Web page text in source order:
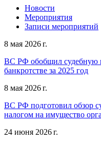
Новости
Мероприятия
Записи мероприятий
8 мая 2026 г.
ВС РФ обобщил судебную
банкротстве за 2025 год
8 мая 2026 г.
ВС РФ подготовил обзор
налогом на имущество
24 июня 2026 г.